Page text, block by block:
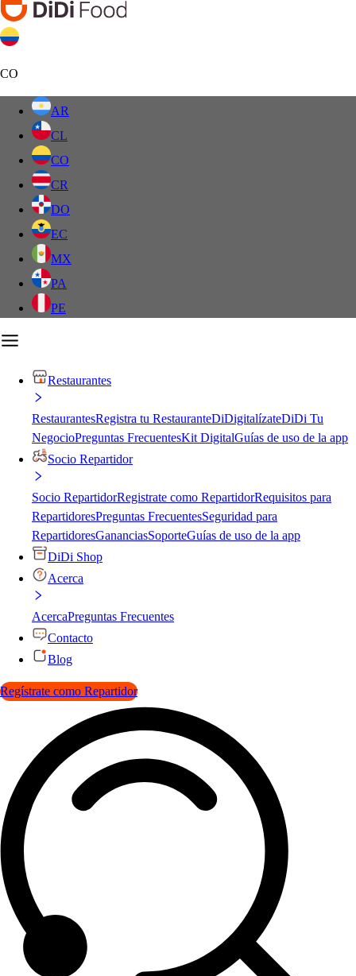
CO
AR
CL
CO
CR
DO
EC
MX
PA
PE
Restaurantes
RestaurantesRegistra tu RestauranteDiDigitalízateDiDi Tu
NegocioPreguntas FrecuentesKit DigitalGuías de uso de la app
Socio Repartidor
Socio RepartidorRegistrate como RepartidorRequisitos para
RepartidoresPreguntas FrecuentesSeguridad para
RepartidoresGananciasSoporteGuías de uso de la app
DiDi Shop
Acerca
AcercaPreguntas Frecuentes
Contacto
Blog
Regístrate como Repartidor